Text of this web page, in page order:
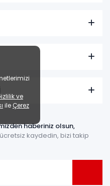
haberiniz olsun,
kaydedin, bizi takip
ve
ile Çerez